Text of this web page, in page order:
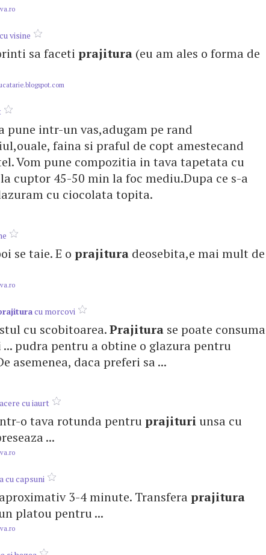
visine
sa faceti prajitura (eu am ales o forma de
pune intr-un vas,adugam pe rand
faina si praful de copt amestecand
Vom pune compozitia in tava tapetata cu
cuptor 45-50 min la foc mediu.Dupa ce s-a
cu ciocolata topita.
se taie. E o prajitura deosebita,e mai mult de
cu morcovi
cu scobitoarea.Prajitura se poate consuma
... pudra pentru a obtine o glazura pentru
asemenea, daca preferi sa ...
cu iaurt
o tava rotunda pentruprajituri unsa cu
...
cu capsuni
3-4 minute. Transferaprajitura
platou pentru ...